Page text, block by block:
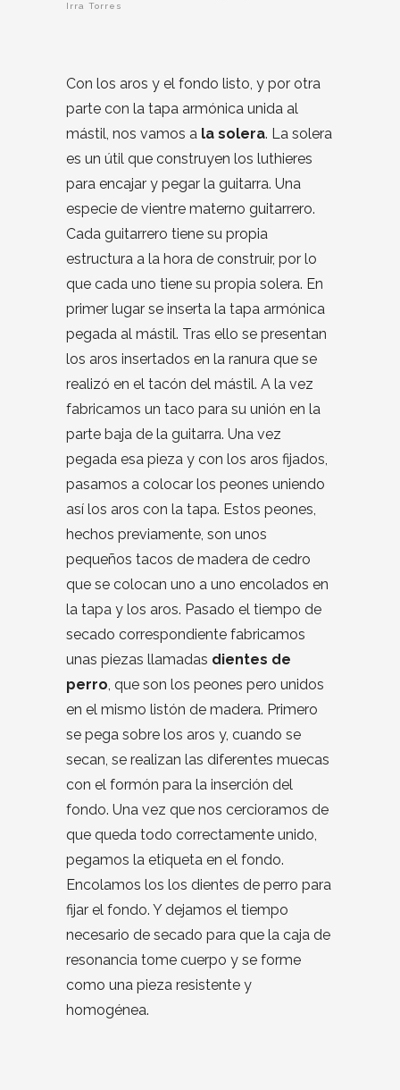
Irra Torres
Con los aros y el fondo listo, y por otra
parte con la tapa armónica unida al
mástil, nos vamos a la solera. La solera
es un útil que construyen los luthieres
para encajar y pegar la guitarra. Una
especie de vientre materno guitarrero.
Cada guitarrero tiene su propia
estructura a la hora de construir, por lo
que cada uno tiene su propia solera. En
primer lugar se inserta la tapa armónica
pegada al mástil. Tras ello se presentan
los aros insertados en la ranura que se
realizó en el tacón del mástil. A la vez
fabricamos un taco para su unión en la
parte baja de la guitarra. Una vez
pegada esa pieza y con los aros fijados,
pasamos a colocar los peones uniendo
así los aros con la tapa. Estos peones,
hechos previamente, son unos
pequeños tacos de madera de cedro
que se colocan uno a uno encolados en
la tapa y los aros. Pasado el tiempo de
secado correspondiente fabricamos
unas piezas llamadas dientes de
perro, que son los peones pero unidos
en el mismo listón de madera. Primero
se pega sobre los aros y, cuando se
secan, se realizan las diferentes muecas
con el formón para la inserción del
fondo. Una vez que nos cercioramos de
que queda todo correctamente unido,
pegamos la etiqueta en el fondo.
Encolamos los los dientes de perro para
fijar el fondo. Y dejamos el tiempo
necesario de secado para que la caja de
resonancia tome cuerpo y se forme
como una pieza resistente y
homogénea.